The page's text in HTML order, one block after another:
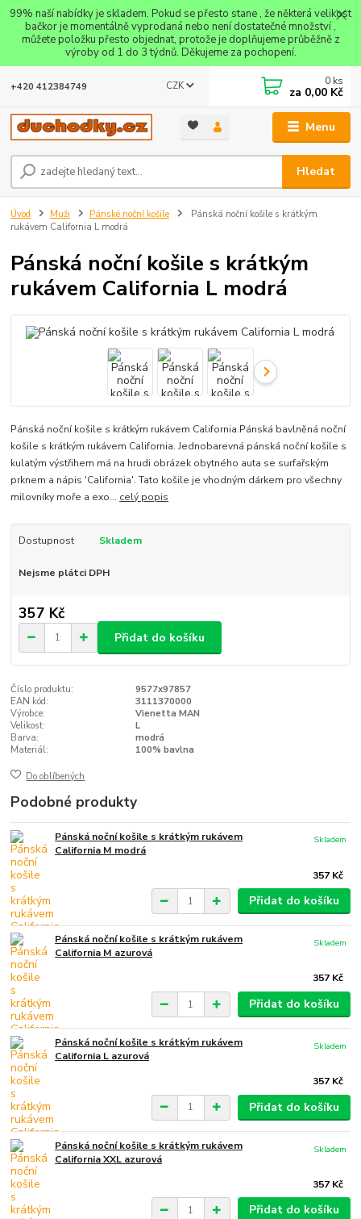
99% naší nabídky je skladem. Pokud se přesto stane , že některá velikost
bačkor je momentálně vyprodaná nebo není dostatečné množství ,
můžete položku přesto objednat, protože je doplňujeme průběžně z
výroby od 1 do 3 týdnů. Děkujeme za pochopení.
Menu
CZK
Hledat
+420 412384749 0 ks
za 0,00 Kč
Úvod Muži Pánské noční košile
Pánská noční košile s krátkým
rukávem California L modrá
Pánská noční košile s krátkým
rukávem California L modrá
Pánská noční košile s krátkým rukávem California.Pánská bavlněná noční
košile s krátkým rukávem California. Jednobarevná pánská noční košile s
kulatým výstřihem má na hrudi obrázek obytného auta se surfařským
prknem a nápis 'California'. Tato košile je vhodným dárkem pro všechny
milovníky moře a exo... celý popis
Dostupnost Skladem
Nejsme plátci DPH
357 Kč
Přidat do košíku
Číslo produktu:
9577x97857
EAN kód:
3111370000
Výrobce:
Vienetta MAN
Velikost:
L
Barva:
modrá
Materiál:
100% bavlna
Do oblíbených
Podobné produkty
Pánská noční košile s krátkým rukávem
California M modrá
357 Kč
Skladem
Přidat do košíku
Pánská noční košile s krátkým rukávem
California M azurová
357 Kč
Skladem
Přidat do košíku
Pánská noční košile s krátkým rukávem
California L azurová
357 Kč
Skladem
Přidat do košíku
Pánská noční košile s krátkým rukávem
California XXL azurová
357 Kč
Skladem
Přidat do košíku